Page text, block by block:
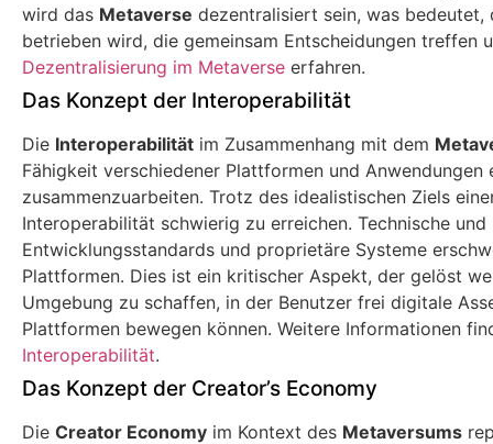
wird das Metaverse dezentralisiert sein, was bedeutet,
betrieben wird, die gemeinsam Entscheidungen treffen
Dezentralisierung im Metaverse erfahren.
Das Konzept der Interoperabilität
Die Interoperabilität im Zusammenhang mit dem
Fähigkeit verschiedener Plattformen und
zusammenzuarbeiten. Trotz des idealistischen Ziels
Interoperabilität schwierig zu erreichen. Technische
Entwicklungsstandards und proprietäre Systeme
Plattformen. Dies ist ein kritischer Aspekt, der gelöst
Umgebung zu schaffen, in der Benutzer frei digitale
Plattformen bewegen können. Weitere Informationen
Interoperabilität.
Das Konzept der Creator’s Economy
Die Creator Economy im Kontext des Metaversums